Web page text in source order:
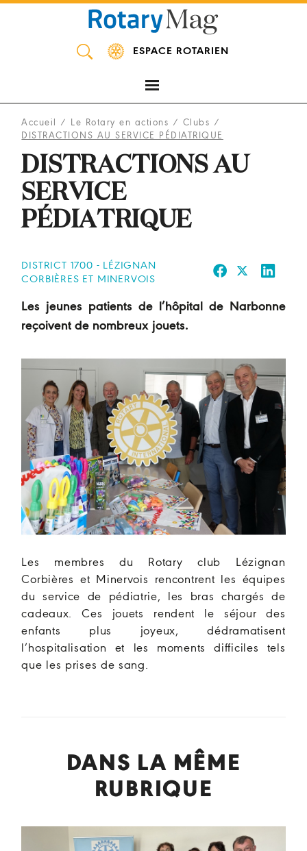
ESPACE ROTARIEN
Accueil / Le Rotary en actions / Clubs /
DISTRACTIONS AU SERVICE PÉDIATRIQUE
DISTRACTIONS AU
SERVICE
PÉDIATRIQUE
DISTRICT 1700 - LÉZIGNAN
CORBIÈRES ET MINERVOIS
Les jeunes patients de l’hôpital de Narbonne
reçoivent de nombreux jouets.
Les membres du Rotary club Lézignan
Corbières et Minervois rencontrent les équipes
du service de pédiatrie, les bras chargés de
cadeaux. Ces jouets rendent le séjour des
enfants plus joyeux, dédramatisent
l’hospitalisation et les moments difficiles tels
que les prises de sang.
DANS LA MÊME
RUBRIQUE
Panneau de gestion des cookies